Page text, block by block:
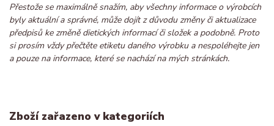
Přestože se maximálně snažím, aby všechny informace o výrobcích
byly aktuální a správné, může dojít z důvodu změny či aktualizace
předpisů ke změně dietických informací či složek a podobně. Proto
si prosím vždy přečtěte etiketu daného výrobku a nespoléhejte jen
a pouze na informace, které se nachází na mých stránkách.
Zboží zařazeno v kategoriích